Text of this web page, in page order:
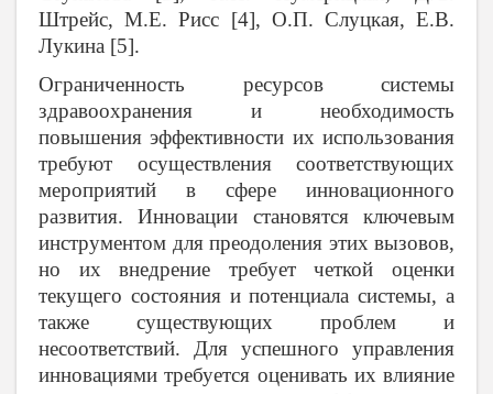
Штрейс, М.Е. Рисс [4], О.П. Слуцкая, Е.В.
Лукина [5].
Ограниченность ресурсов системы
здравоохранения и необходимость
повышения эффективности их использования
требуют осуществления соответствующих
мероприятий в сфере инновационного
развития. Инновации становятся ключевым
инструментом для преодоления этих вызовов,
но их внедрение требует четкой оценки
текущего состояния и потенциала системы, а
также существующих проблем и
несоответствий. Для успешного управления
инновациями требуется оценивать их влияние